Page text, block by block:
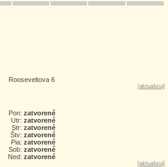
Rooseveltova 6
[aktualizuj]
Pon: zatvorené
Utr: zatvorené
Str: zatvorené
Štv: zatvorené
Pia: zatvorené
Sob: zatvorené
Ned: zatvorené
[aktualizuj]